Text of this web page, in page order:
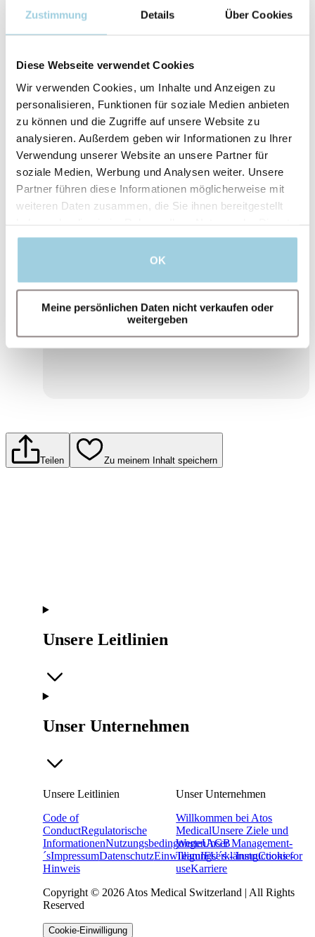
Zustimmung Details Über Cookies
Diese Webseite verwendet Cookies
Wir verwenden Cookies, um Inhalte und Anzeigen zu
personalisieren, Funktionen für soziale Medien anbieten
zu können und die Zugriffe auf unsere Website zu
analysieren. Außerdem geben wir Informationen zu Ihrer
Verwendung unserer Website an unsere Partner für
soziale Medien, Werbung und Analysen weiter. Unsere
Partner führen diese Informationen möglicherweise mit
weiteren Daten zusammen, die Sie ihnen bereitgestellt
gesammelt haben.
OK
Meine persönlichen Daten nicht verkaufen oder
weitergeben
Medical meine personenbezogenen Daten zu
Veranstaltungen und Informationen zu
darf.
Für weitere Informationen lesen Sie bitte die
Einwilligungserklärung zum Datenschutz.
Teilen Zu meinem Inhalt speichern
Unsere Leitlinien
Unser Unternehmen
Unsere Leitlinien
Code of
ConductRegulatorische
InformationenNutzungsbedingungenAGB
´sImpressumDatenschutzEinwilligungserklärungCookie-
Hinweis
Unser Unternehmen
Willkommen bei Atos
MedicalUnsere Ziele und
WerteUnser Management-
TeamIFU´s - Instructions for
useKarriere
Copyright © 2026 Atos Medical Switzerland | All Rights
Reserved
Cookie-Einwilligung